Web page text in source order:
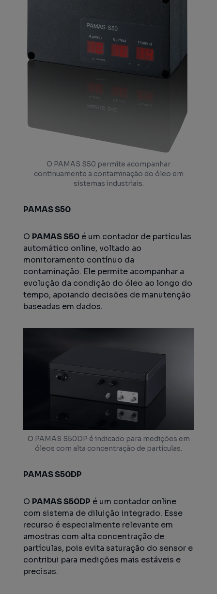
O PAMAS S50 permite acompanhar
continuamente a contaminação do óleo em
sistemas industriais.
PAMAS S50
O PAMAS S50 é um contador de partículas
automático online, voltado ao
monitoramento contínuo da
contaminação. Ele permite acompanhar a
evolução da condição do óleo ao longo do
tempo, apoiando decisões de manutenção
baseadas em dados.
O PAMAS S50DP é indicado para medições em
óleos com alta concentração de partículas.
PAMAS S50DP
O PAMAS S50DP é um contador online
com sistema de diluição integrado. Esse
recurso é especialmente relevante em
amostras com alta concentração de
partículas, pois evita saturação do sensor e
contribui para medições mais estáveis e
precisas.